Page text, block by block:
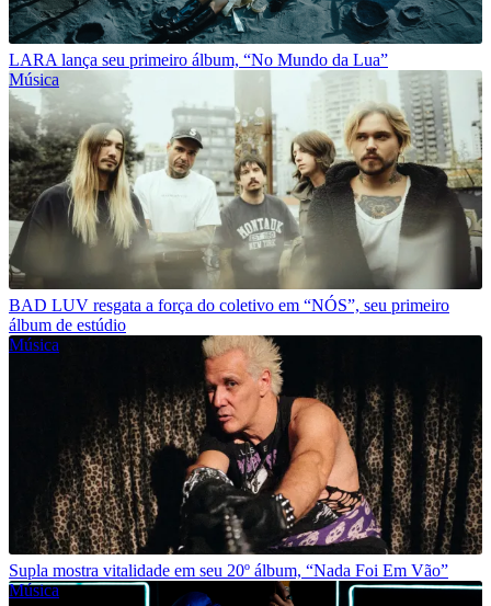
LARA lança seu primeiro álbum, “No Mundo da Lua”
Música
BAD LUV resgata a força do coletivo em “NÓS”, seu primeiro
álbum de estúdio
Música
Supla mostra vitalidade em seu 20º álbum, “Nada Foi Em Vão”
Música